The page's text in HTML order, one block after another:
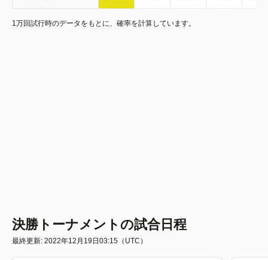
1万回試行時のデータをもとに、確率を計算しています。
決勝トーナメントの試合日程
最終更新: 2022年12月19日03:15 （UTC）